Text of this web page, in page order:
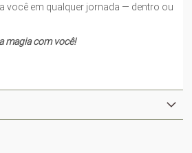
você em qualquer jornada — dentro ou
magia com você!